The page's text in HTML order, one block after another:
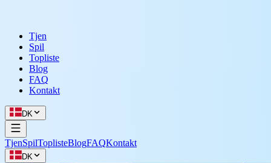
Tjen
Spil
Topliste
Blog
FAQ
Kontakt
DK
TjenSpilToplisteBlogFAQKontakt
DK